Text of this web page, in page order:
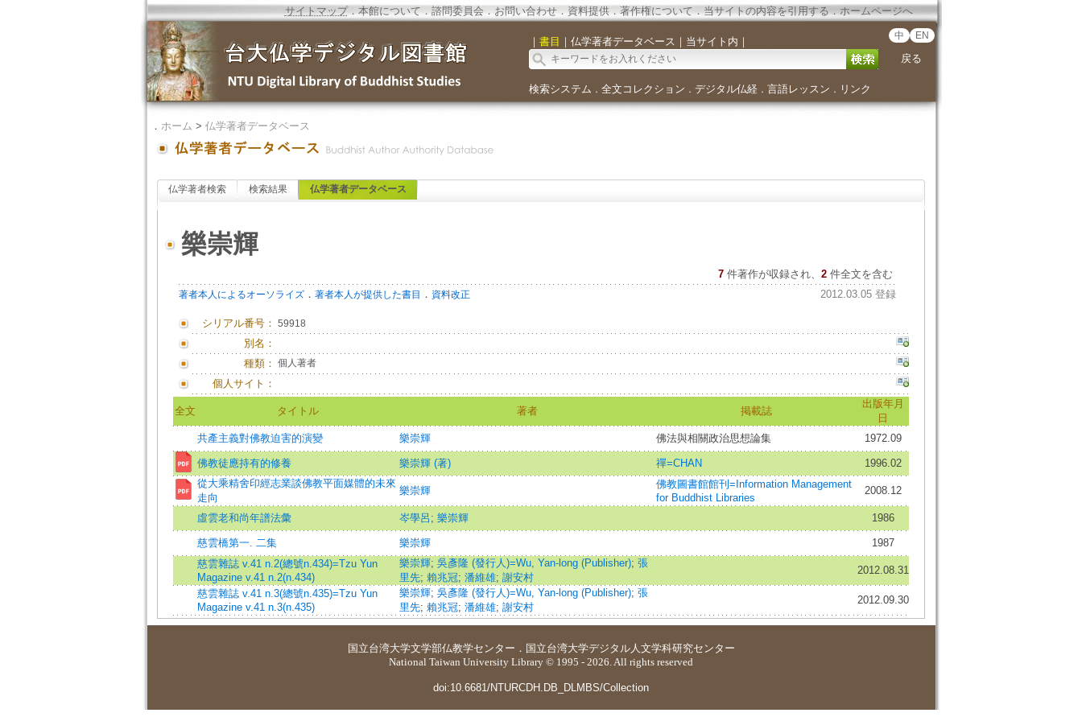
サイトマップ．本館について．諮問委員会． お問い合わせ． 資料提供．著作権について．当サイトの内容を引用する．ホームページへ
｜ 書目 ｜ 仏学著者データベース ｜ 当サイト内 ｜ 中 EN
戻る
検索システム ． 全文コレクション ． デジタル仏経． 言語レッスン ． リンク
． ホーム > 仏学著者データベース
仏学著者検索 検索結果 仏学著者データベース
樂崇輝
7 件著作が収録され、 2件全文を含む
著者本人によるオーソライズ． 著者本人が提供した書目 ． 資料改正 2012.03.05 登録
シリアル番号： 59918
別名：
種類： 個人著者
個人サイト：
全文 タイトル 著者 掲載誌
出版年月
日
共產主義對佛教迫害的演變
樂崇輝 佛法與相關政治思想論集 1972.09
佛教徒應持有的修養 樂崇輝 (著) 禪=CHAN
1996.02
從大乘精舍印經志業談佛教平面媒體的未來
走向
樂崇輝
佛教圖書館館刊=Information Management
for Buddhist Libraries
2008.12
虛雲老和尚年譜法彙 岑學呂 ; 樂崇輝 1986
慈雲橋第一. 二集 樂崇輝
1987
慈雲雜誌 v.41 n.2(總號n.434)=Tzu Yun
Magazine v.41 n.2(n.434)
樂崇輝; 吳彥隆 (發行人)=Wu, Yan-long (Publisher); 張
里先; 賴兆冠; 潘維雄; 謝安村
2012.08.31
慈雲雜誌 v.41 n.3(總號n.435)=Tzu Yun
Magazine v.41 n.3(n.435)
樂崇輝; 吳彥隆 (發行人)=Wu, Yan-long (Publisher); 張
里先; 賴兆冠; 潘維雄; 謝安村
2012.09.30
国立台湾大学文学部仏教学センター ． 国立台湾大学デジタル人文学科研究センター
National Taiwan University Library © 1995 - 2026. All rights reserved
doi:10.6681/NTURCDH.DB_DLMBS/Collection